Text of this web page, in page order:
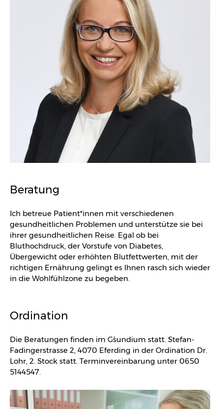
Beratung
Ich betreue Patient*innen mit verschiedenen
gesundheitlichen Problemen und unterstütze sie bei
ihrer gesundheitlichen Reise. Egal ob bei
Bluthochdruck, der Vorstufe von Diabetes,
Übergewicht oder erhöhten Blutfettwerten, mit der
richtigen Ernährung gelingt es Ihnen rasch sich wieder
in die Wohlfühlzone zu begeben.
Ordination
Die Beratungen finden im G´sundium statt. Stefan-
Fadingerstrasse 2, 4070 Eferding in der Ordination Dr.
Lohr, 2. Stock statt. Terminvereinbarung unter 0650
5144547.